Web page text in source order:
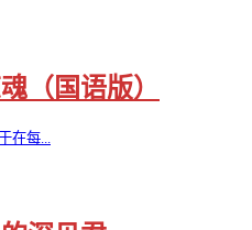
（国语版）
在每...